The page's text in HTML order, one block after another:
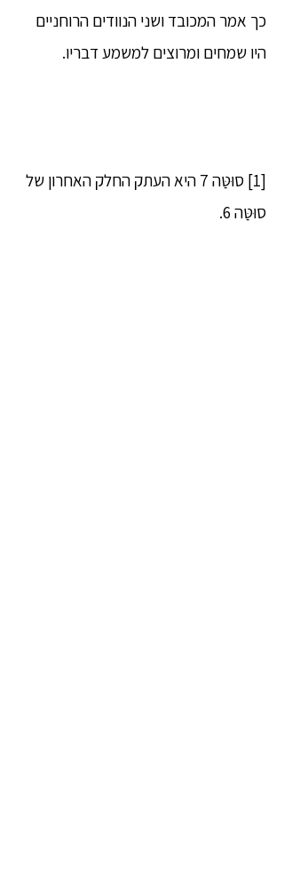
כך אמר המכובד ושני הנוודים הרוחניים
היו שמחים ומרוצים למשמע דבריו.
[1] סוּטַּה 7 היא העתק החלק האחרון של
סוּטַּה 6.